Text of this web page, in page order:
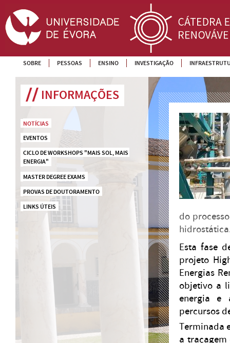
SOBRE PESSOAS ENSINO INVESTIGAÇÃO
INFORMAÇÕES
NOTÍCIAS
EVENTOS
CICLO DE WORKSHOPS "MAIS SOL, MAIS
ENERGIA"
MASTER DEGREE EXAMS
PROVAS DE DOUTORAMENTO
LINKS ÚTEIS
do
Esta fase
projeto
Energias
objetivo a
energia e
percursos
Terminada
a